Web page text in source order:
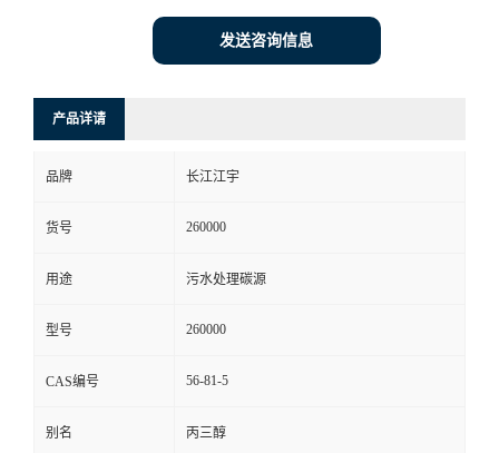
发送咨询信息
产品详请
品牌 长江江宇
货号 260000
用途 污水处理碳源
型号 260000
CAS编号 56-81-5
别名 丙三醇